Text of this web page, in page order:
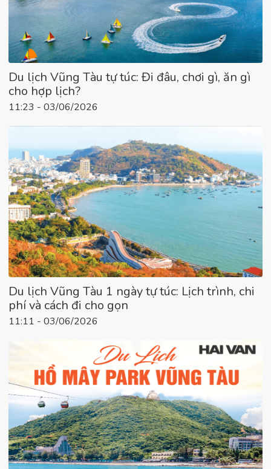
Du lịch Vũng Tàu tự túc: Đi đâu, chơi gì, ăn gì
cho hợp lịch?
11:23 - 03/06/2026
Du lịch Vũng Tàu 1 ngày tự túc: Lịch trình, chi
phí và cách đi cho gọn
11:11 - 03/06/2026